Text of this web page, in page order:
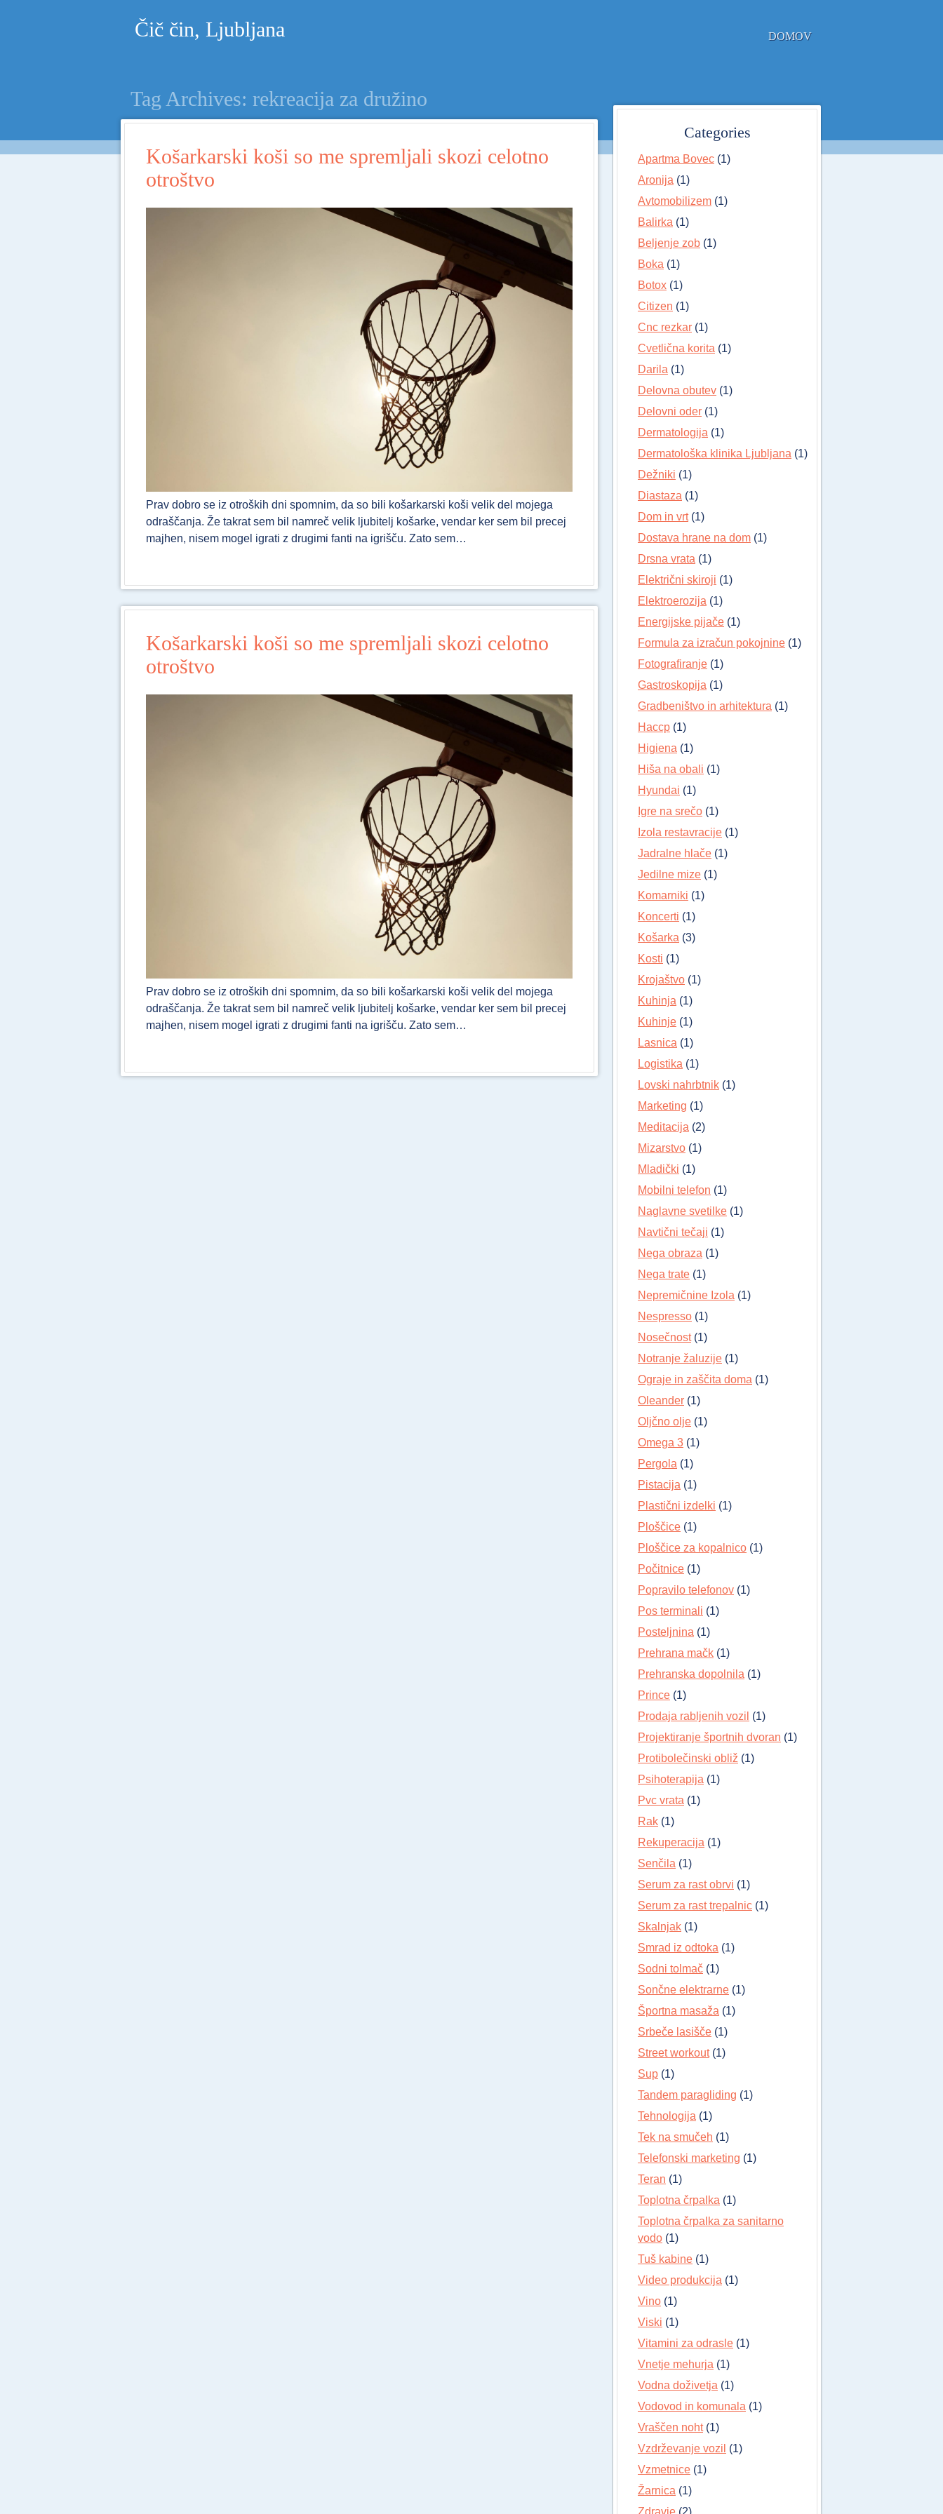
Čič čin, Ljubljana DOMOV
Tag Archives: rekreacija za družino
Košarkarski koši so me spremljali skozi celotno
otroštvo
Prav dobro se iz otroških dni spomnim, da so bili košarkarski koši velik del mojega
odraščanja. Že takrat sem bil namreč velik ljubitelj košarke, vendar ker sem bil precej
majhen, nisem mogel igrati z drugimi fanti na igrišču. Zato sem…
Košarkarski koši so me spremljali skozi celotno
otroštvo
Prav dobro se iz otroških dni spomnim, da so bili košarkarski koši velik del mojega
odraščanja. Že takrat sem bil namreč velik ljubitelj košarke, vendar ker sem bil precej
majhen, nisem mogel igrati z drugimi fanti na igrišču. Zato sem…
Categories
Apartma Bovec (1)
Aronija (1)
Avtomobilizem (1)
Balirka (1)
Beljenje zob (1)
Boka (1)
Botox (1)
Citizen (1)
Cnc rezkar (1)
Cvetlična korita (1)
Darila (1)
Delovna obutev (1)
Delovni oder (1)
Dermatologija (1)
Dermatološka klinika Ljubljana (1)
Dežniki (1)
Diastaza (1)
Dom in vrt(1)
Dostava hrane na dom (1)
Drsna vrata (1)
Električni skiroji (1)
Elektroerozija (1)
Energijske pijače (1)
Formula za izračun pokojnine (1)
Fotografiranje (1)
Gastroskopija (1)
Gradbeništvo in arhitektura (1)
Haccp (1)
Higiena (1)
Hiša na obali (1)
Hyundai (1)
Igre na srečo (1)
Izola restavracije (1)
Jadralne hlače (1)
Jedilne mize (1)
Komarniki (1)
Koncerti (1)
Košarka (3)
Kosti (1)
Krojaštvo (1)
Kuhinja (1)
Kuhinje (1)
Lasnica (1)
Logistika (1)
Lovski nahrbtnik (1)
Marketing (1)
Meditacija (2)
Mizarstvo (1)
Mladički (1)
Mobilni telefon (1)
Naglavne svetilke (1)
Navtični tečaji (1)
Nega obraza (1)
Nega trate (1)
Nepremičnine Izola (1)
Nespresso (1)
Nosečnost(1)
Notranje žaluzije (1)
Ograje in zaščita doma (1)
Oleander (1)
Oljčno olje (1)
Omega 3 (1)
Pergola (1)
Pistacija (1)
Plastični izdelki (1)
Ploščice (1)
Ploščice za kopalnico (1)
Počitnice (1)
Popravilo telefonov (1)
Pos terminali (1)
Posteljnina (1)
Prehrana mačk (1)
Prehranska dopolnila (1)
Prince (1)
Prodaja rabljenih vozil (1)
Projektiranje športnih dvoran (1)
Protibolečinski obliž (1)
Psihoterapija (1)
Pvc vrata (1)
Rak (1)
Rekuperacija (1)
Senčila (1)
Serum za rast obrvi (1)
Serum za rast trepalnic (1)
Skalnjak (1)
Smrad iz odtoka (1)
Sodni tolmač (1)
Sončne elektrarne (1)
Športna masaža (1)
Srbeče lasišče (1)
Street workout(1)
Sup (1)
Tandem paragliding (1)
Tehnologija (1)
Tek na smučeh (1)
Telefonski marketing (1)
Teran (1)
Toplotna črpalka (1)
Toplotna črpalka za sanitarno
vodo (1)
Tuš kabine (1)
Video produkcija (1)
Vino (1)
Viski (1)
Vitamini za odrasle (1)
Vnetje mehurja (1)
Vodna doživetja (1)
Vodovod in komunala (1)
Vraščen noht(1)
Vzdrževanje vozil (1)
Vzmetnice (1)
Žarnica (1)
Zdravje (2)